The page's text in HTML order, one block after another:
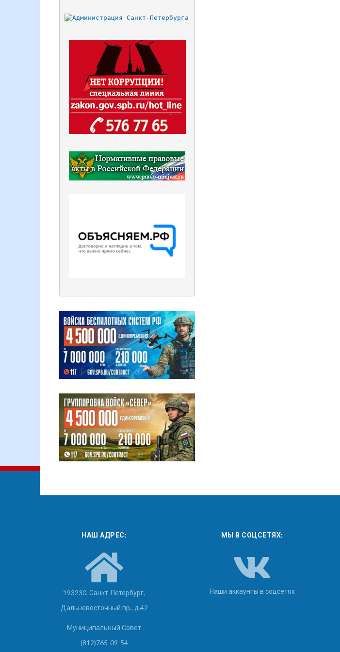
НАШ АДРЕС:
193230, Санкт-Петербург,
Дальневосточный пр., д.42
Муниципальный Совет
(812)765-09-54
МЫ В СОЦСЕТЯХ:
Наши аккаунты в соцсетях